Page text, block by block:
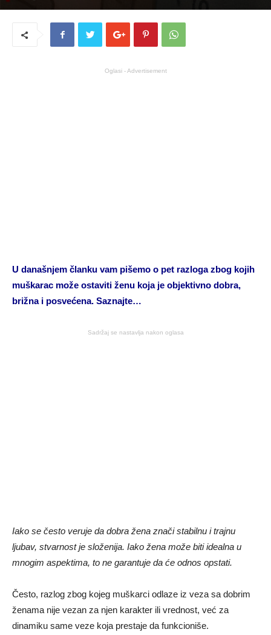
Oglasi - Advertisement
U današnjem članku vam pišemo o pet razloga zbog kojih
muškarac može ostaviti ženu koja je objektivno dobra,
brižna i posvećena. Saznajte…
Sadržaj se nastavlja nakon oglasa
Iako se često veruje da dobra žena znači stabilnu i trajnu
ljubav, stvarnost je složenija. Iako žena može biti idealna u
mnogim aspektima, to ne garantuje da će odnos opstati.
Često, razlog zbog kojeg muškarci odlaze iz veza sa dobrim
ženama nije vezan za njen karakter ili vrednost, već za
dinamiku same veze koja prestaje da funkcioniše.